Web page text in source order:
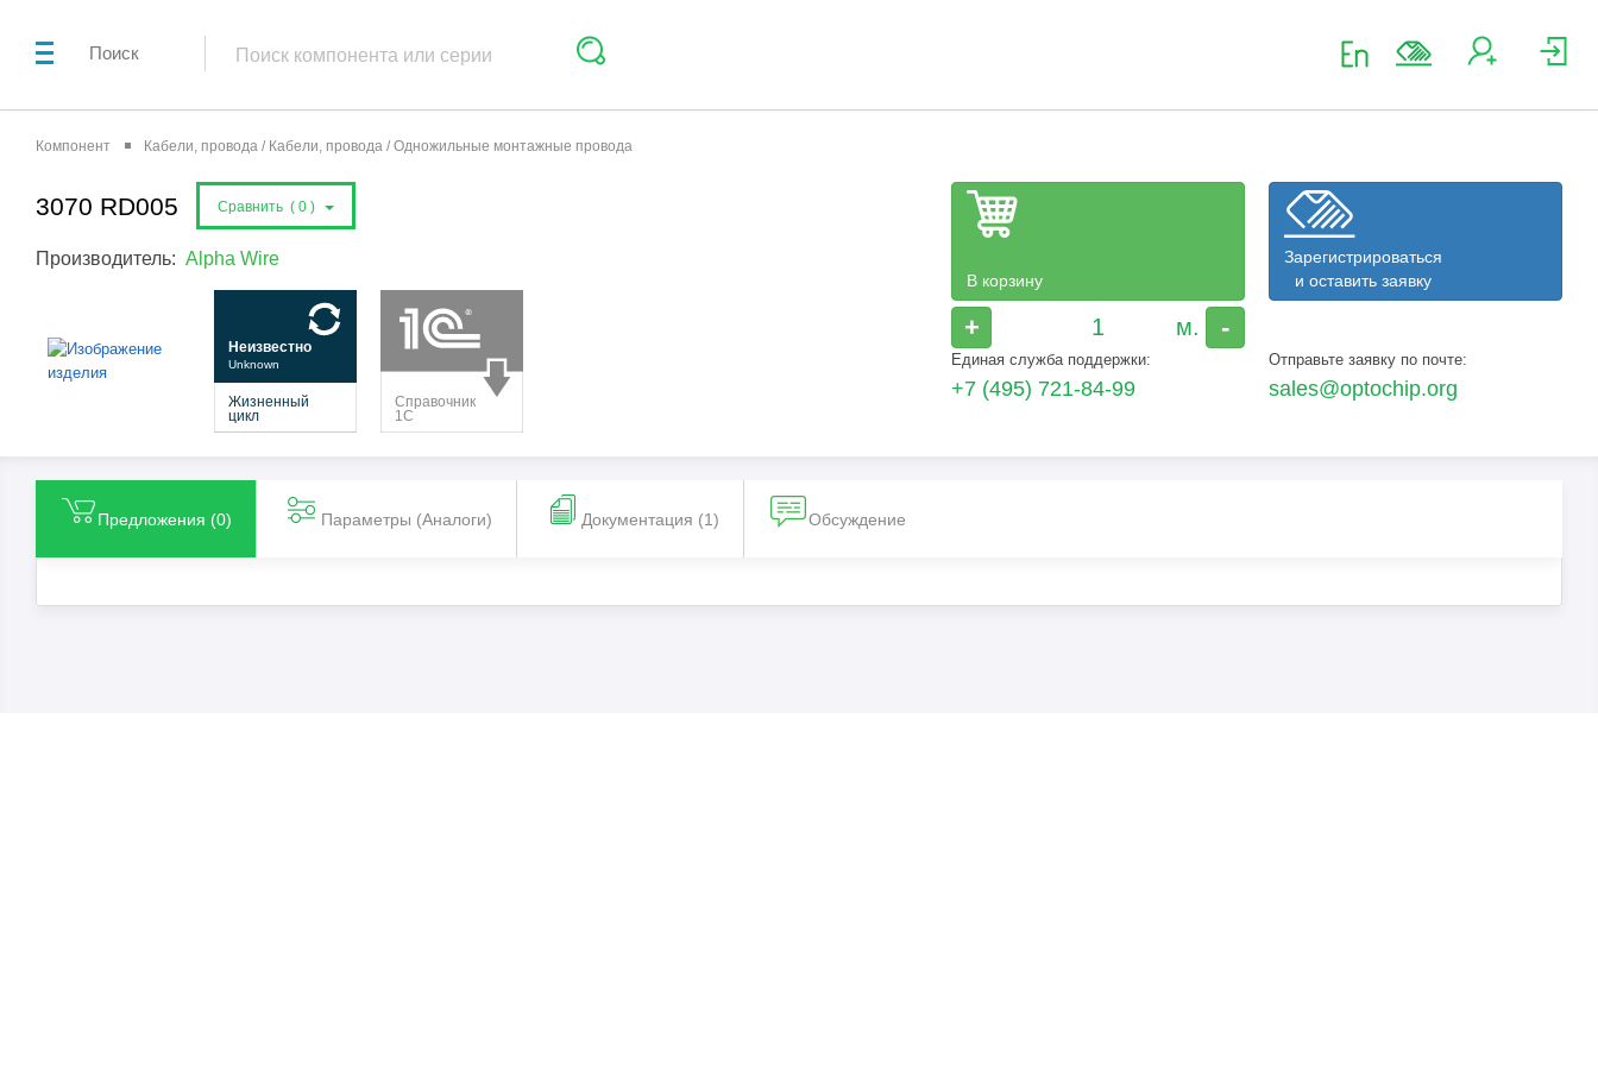
Поиск
Компонент Кабели, провода / Кабели, провода / Одножильные монтажные провода
3070 RD005 Сравнить ( 0 )
Производитель: Alpha Wire
В корзину
+ -
Зарегистрироваться
и оставить заявку
Единая служба поддержки:
+7 (495) 721-84-99
Отправьте заявку по почте:
sales@optochip.org
Предложения (0) Параметры (Aналоги) Документация (1) Обсуждение